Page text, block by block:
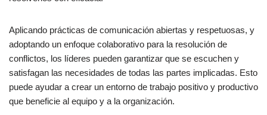
Aplicando prácticas de comunicación abiertas y respetuosas, y
adoptando un enfoque colaborativo para la resolución de
conflictos, los líderes pueden garantizar que se escuchen y
satisfagan las necesidades de todas las partes implicadas. Esto
puede ayudar a crear un entorno de trabajo positivo y productivo
que beneficie al equipo y a la organización.